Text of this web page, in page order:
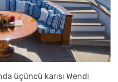
üçüncü karısı Wendi